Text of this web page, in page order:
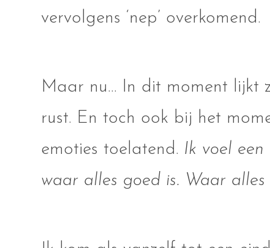
vervolgens ‘nep’ overkomend.
Maar nu… In dit moment lijkt
rust. En toch ook bij het
emoties toelatend. Ik voel een
waar alles goed is. Waar